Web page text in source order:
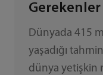
Gerekenler
Dünyada 415
yaşadığı
dünya yetişkin